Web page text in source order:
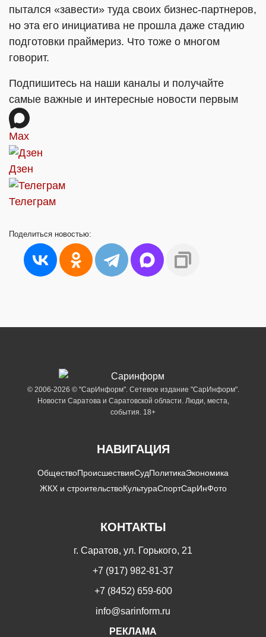
пытался «завести» туда своих бизнес-партнеров,
но эта его инициатива не прошла даже стадию
подготовки праймериз. Что тоже о многом
говорит.
Подпишитесь на наши каналы и получайте
самые важные и интересные новости первым
Max
Дзен
Телеграм
Поделиться новостью:
© 2006-2026 © "СарИнформ". Сетевое издание "СарИнформ".
Новости Саратова и Саратовской области. Люди, места,
события. 18+
НАВИГАЦИЯ
ОбществоПроисшествияСудПолитикаЭкономика
ЖКХ и строительствоКультураСпортСарИнФото
КОНТАКТЫ
г. Саратов, ул. Горького, 21
+7 (917) 982-81-37
+7 (8452) 659-600
info@sarinform.ru
РЕКЛАМА